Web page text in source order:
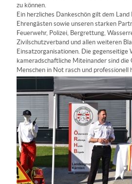
zu können.
Ein herzliches Dankeschön gilt dem
Ehrengästen sowie unseren starken
Feuerwehr, Polizei, Bergrettung,
Zivilschutzverband und allen weiteren
Einsatzorganisationen. Die gegenseitige
kameradschaftliche Miteinander sind die
Menschen in Not rasch und professionell